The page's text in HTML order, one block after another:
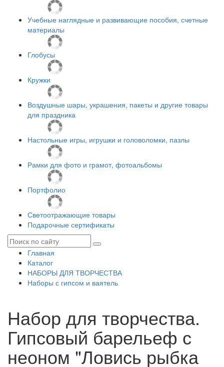
Учебные наглядные и развивающие пособия, счетные
материалы
Глобусы
Кружки
Воздушные шары, украшения, пакеты и другие товары
для праздника
Настольные игры, игрушки и головоломки, пазлы
Рамки для фото и грамот, фотоальбомы
Портфолио
Светоотражающие товары
Подарочные сертификаты
Главная
Каталог
НАБОРЫ ДЛЯ ТВОРЧЕСТВА
Наборы с гипсом и ваятель
Набор для творчества.
Гипсовый барельеф с
неоном "Ловись рыбка